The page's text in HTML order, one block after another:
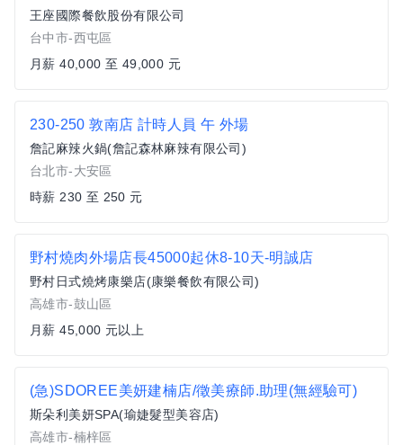
王座國際餐飲股份有限公司
台中市-西屯區
月薪 40,000 至 49,000 元
230-250 敦南店 計時人員 午 外場
詹記麻辣火鍋(詹記森林麻辣有限公司)
台北市-大安區
時薪 230 至 250 元
野村燒肉外場店長45000起休8-10天-明誠店
野村日式燒烤康樂店(康樂餐飲有限公司)
高雄市-鼓山區
月薪 45,000 元以上
(急)SDOREE美妍建楠店/徵美療師.助理(無經驗可)
斯朵利美妍SPA(瑜婕髮型美容店)
高雄市-楠梓區